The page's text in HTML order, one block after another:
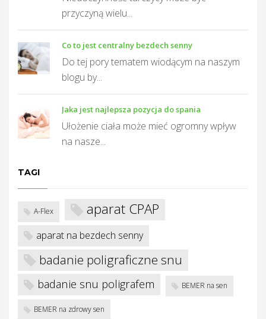
przyczyną wielu...
Co to jest centralny bezdech senny
Do tej pory tematem wiodącym na naszym
blogu by...
Jaka jest najlepsza pozycja do spania
Ułożenie ciała może mieć ogromny wpływ
na nasze...
TAGI
A-Flex aparat CPAP
aparat na bezdech senny
badanie poligraficzne snu
badanie snu poligrafem BEMER na sen
BEMER na zdrowy sen